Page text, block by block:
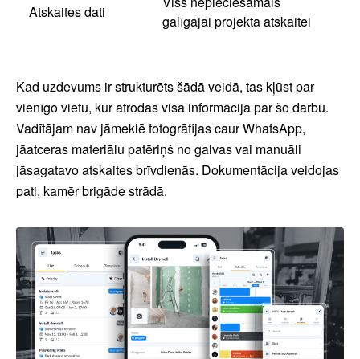
Atskaites dati
galīgajai projekta atskaitei
Kad uzdevums ir strukturēts šādā veidā, tas kļūst par
vienīgo vietu, kur atrodas visa informācija par šo darbu.
Vadītājam nav jāmeklē fotogrāfijas caur WhatsApp,
jāatceras materiālu patēriņš no galvas vai manuāli
jāsagatavo atskaites brīvdienās. Dokumentācija veidojas
pati, kamēr brigāde strādā.